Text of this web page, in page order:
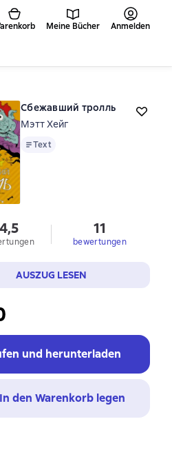
Meine Bücher Anmelden
Сбежавший тролль
Мэтт Хейг
TextText
4,5 11
bewertungen
AUSZUG LESEN
und herunterladen
In den Warenkorb legen